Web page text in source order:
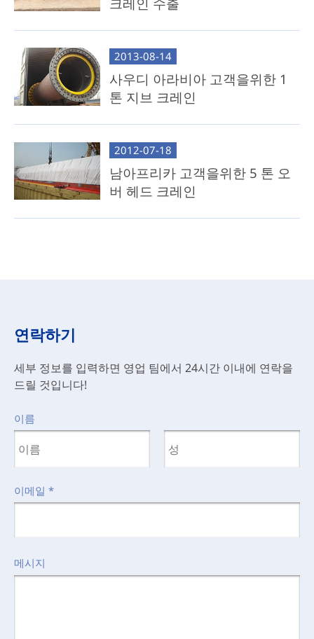
2013-08-14
사우디 아라비아 고객을위한 1
톤 지브 크레인
2012-07-18
남아프리카 고객을위한 5 톤 오
버 헤드 크레인
연락하기
세부 정보를 입력하면 영업 팀에서 24시간 이내에 연락을
드릴 것입니다!
이름
이메일 *
메시지